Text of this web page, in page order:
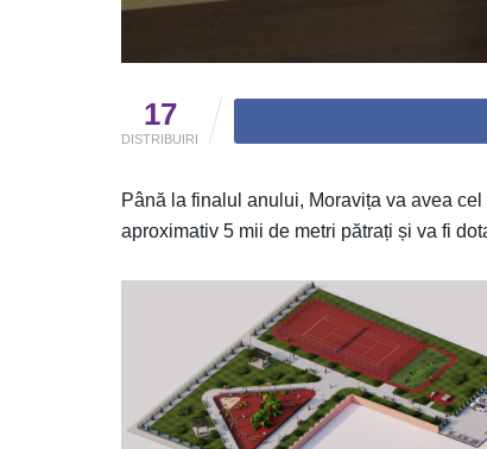
17
DISTRIBUIRI
Până la finalul anului, Moravița va avea
aproximativ 5 mii de metri pătrați și va fi